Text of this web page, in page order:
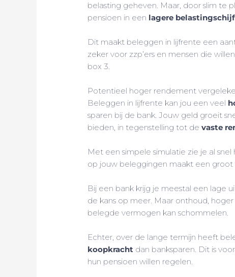
belasting geheven. Maar, door slim te
pensioen in een lagere belastingschijf
Dit maakt beleggen in lijfrente een
zeker voor zzp’ers en mensen die
box 3.
Potentieel hoger rendement
Beleggen in lijfrente kan jou een veel
sparen bij de bank. Jouw geld groeit
bieden, in tegenstelling tot devaste
Met een simpele simulatie zie je al snel
op jouw beleggingen maakt een groot
Bij een bank krijg je meestal een lage
de kans op meer. Maar onthoud,
belegde vermogen kan schommelen.
Echter, over de lange termijn heeft
koopkracht dan banksparen. Dit is
hun pensioen willen regelen.